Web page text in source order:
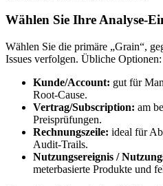
Wählen Sie Ihre
Wählen Sie die primäre „Grain“,
Issues verfolgen. Übliche Optionen:
Kunde/Account: gut für
Root‑Cause.
Vertrag/Subscription: am
Preisprüfungen.
Rechnungszeile: ideal für
Audit‑Trails.
Nutzungsereignis /
meterbasierte Produkte und